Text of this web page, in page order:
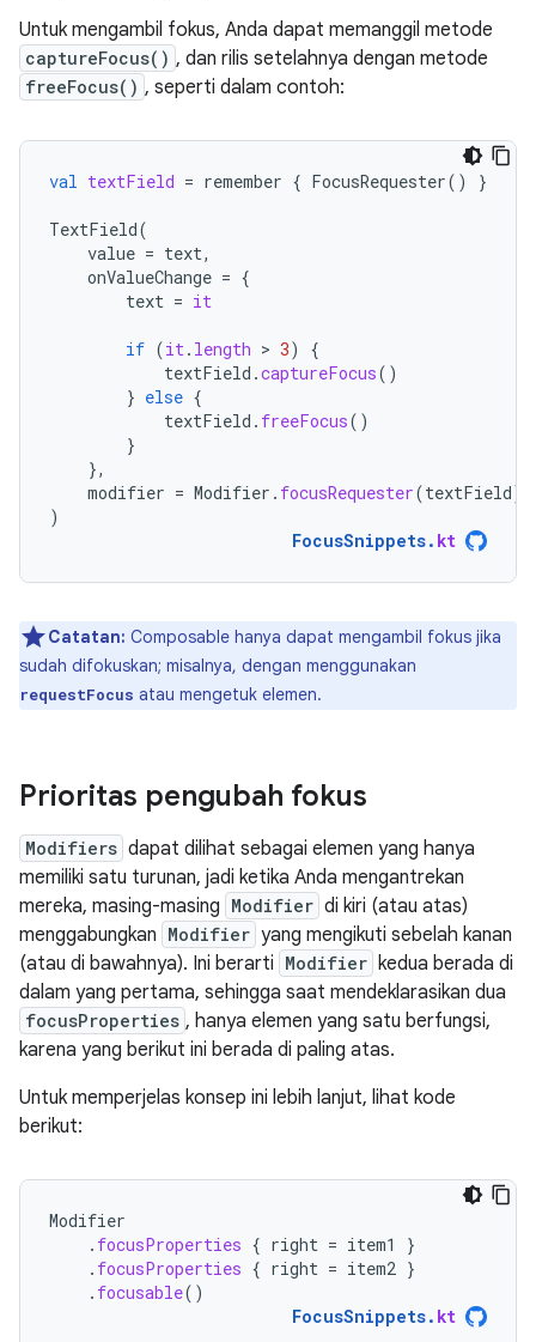
Untuk mengambil fokus, Anda dapat memanggil metode
captureFocus() , dan rilis setelahnya dengan metode
freeFocus() , seperti dalam contoh:
val textField = remember { FocusRequester() }
TextField(
value = text,
onValueChange = {
text = it
if (it. length > 3)
{
textField .captureFocus()
} else {
textField . freeFocus()
}
},
modifier = Modifier . focusRequester(textField)
)
FocusSnippets. kt
Catatan: Composable hanya dapat mengambil fokus jika
sudah difokuskan; misalnya, dengan menggunakan
requestFocus atau mengetuk elemen.
Prioritas pengubah fokus
Modifiers dapat dilihat sebagai elemen yang hanya
memiliki satu turunan, jadi ketika Anda mengantrekan
mereka, masing-masing Modifier di kiri (atau atas)
menggabungkan Modifier yang mengikuti sebelah kanan
(atau di bawahnya). Ini berarti Modifier kedua berada di
dalam yang pertama, sehingga saat mendeklarasikan dua
focusProperties , hanya elemen yang satu berfungsi,
karena yang berikut ini berada di paling atas.
Untuk memperjelas konsep ini lebih lanjut, lihat kode
berikut:
Modifier
. focusProperties { right = item1
}
. focusProperties { right = item2 }
. focusable()
FocusSnippets. kt